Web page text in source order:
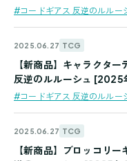
#コードギアス 反逆のルルー
2025.06.27 TCG
#コードギアス 反逆のルルー
【新商品】キャラクタ
反逆のルルーシュ
2025.06.27 TCG
【新商品】ブロッコリ